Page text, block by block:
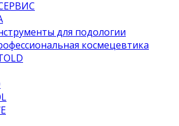
для подологии
космецевтика